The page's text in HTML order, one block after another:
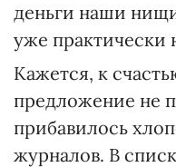
деньги наши
уже практически
Кажется, к
предложение не
прибавилось
журналов. В